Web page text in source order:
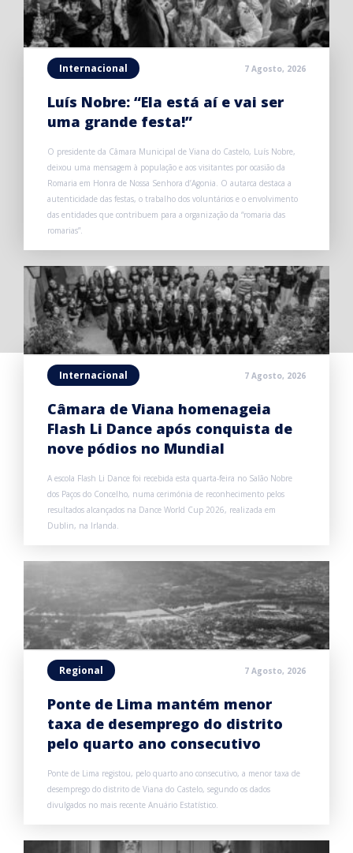
Internacional 7 Agosto, 2026
Luís Nobre: “Ela está aí e vai ser
uma grande festa!”
O presidente da Câmara Municipal de Viana do Castelo, Luís Nobre,
deixou uma mensagem à população e aos visitantes por ocasião da
Romaria em Honra de Nossa Senhora d’Agonia. O autarca destaca a
autenticidade das festas, o trabalho dos voluntários e o envolvimento
das entidades que contribuem para a organização da “romaria das
romarias”.
Internacional 7 Agosto, 2026
Câmara de Viana homenageia
Flash Li Dance após conquista de
nove pódios no Mundial
A escola Flash Li Dance foi recebida esta quarta-feira no Salão Nobre
dos Paços do Concelho, numa cerimónia de reconhecimento pelos
resultados alcançados na Dance World Cup 2026, realizada em
Dublin, na Irlanda.
Regional 7 Agosto, 2026
Ponte de Lima mantém menor
taxa de desemprego do distrito
pelo quarto ano consecutivo
Ponte de Lima registou, pelo quarto ano consecutivo, a menor taxa de
desemprego do distrito de Viana do Castelo, segundo os dados
divulgados no mais recente Anuário Estatístico.